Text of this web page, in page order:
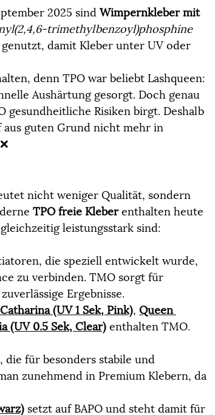
2025 sind Wimpernkleber mit
trimethylbenzoyl)phosphine
damit Kleber unter UV oder
denn TPO war beliebt Lashqueen:
Aushärtung gesorgt. Doch genau
gesundheitliche Risiken birgt. Deshalb
guten Grund nicht mehr in
nicht weniger Qualität, sondern
TPO freie Kleber enthalten heute
leistungsstark sind:
die speziell entwickelt wurde,
zu verbinden. TMO sorgt für
Ergebnisse.
(UV 1 Sek, Pink), Queen
(UV 0.5 Sek, Clear) enthalten TMO.
für besonders stabile und
zunehmend in Premium Klebern, da
setzt auf BAPO und steht damit für